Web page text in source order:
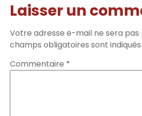
Laisser un
Votre adresse e-mail ne sera pas
champs obligatoires sont
Commentaire *